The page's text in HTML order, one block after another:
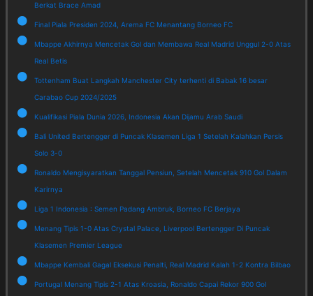
Berkat Brace Amad
Final Piala Presiden 2024, Arema FC Menantang Borneo FC
Mbappe Akhirnya Mencetak Gol dan Membawa Real Madrid Unggul 2-0 Atas
Real Betis
Tottenham Buat Langkah Manchester City terhenti di Babak 16 besar
Carabao Cup 2024/2025
Kualifikasi Piala Dunia 2026, Indonesia Akan Dijamu Arab Saudi
Bali United Bertengger di Puncak Klasemen Liga 1 Setelah Kalahkan Persis
Solo 3-0
Ronaldo Mengisyaratkan Tanggal Pensiun, Setelah Mencetak 910 Gol Dalam
Karirnya
Liga 1 Indonesia : Semen Padang Ambruk, Borneo FC Berjaya
Menang Tipis 1-0 Atas Crystal Palace, Liverpool Bertengger Di Puncak
Klasemen Premier League
Mbappe Kembali Gagal Eksekusi Penalti, Real Madrid Kalah 1-2 Kontra Bilbao
Portugal Menang Tipis 2-1 Atas Kroasia, Ronaldo Capai Rekor 900 Gol